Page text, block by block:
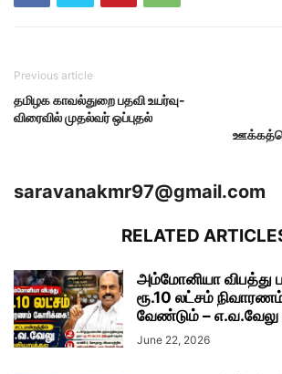
Previous article
தமிழக காவல்துறை பதவி உயர்வு-
விரைவில் முதல்வர் ஒப்புதல்
saravanakmr97@gmail.com
RELATED
அம்மோனியா விபத்து
ரூ.10 லட்சம்
வேண்டும் – எ.வ.வேலு
June 22, 2026